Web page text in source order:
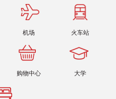
机场 火车站
购物中心 大学